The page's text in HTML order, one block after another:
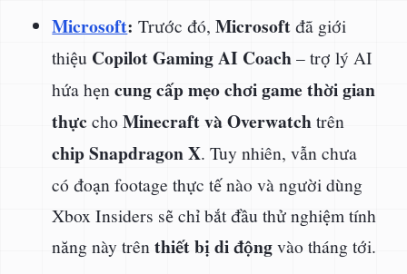
Microsoft: Trước đó,Microsoftđã giới
thiệu Copilot Gaming AI Coach– trợ lý AI
hứa hẹncung cấp mẹo chơi game thời gian
thực choMinecraft và Overwatchtrên
chip Snapdragon X. Tuy nhiên, vẫn chưa
có đoạn footage thực tế nào và người dùng
Xbox Insiders sẽ chỉ bắt đầu thử nghiệm tính
năng này trênthiết bị di độngvào tháng tới.